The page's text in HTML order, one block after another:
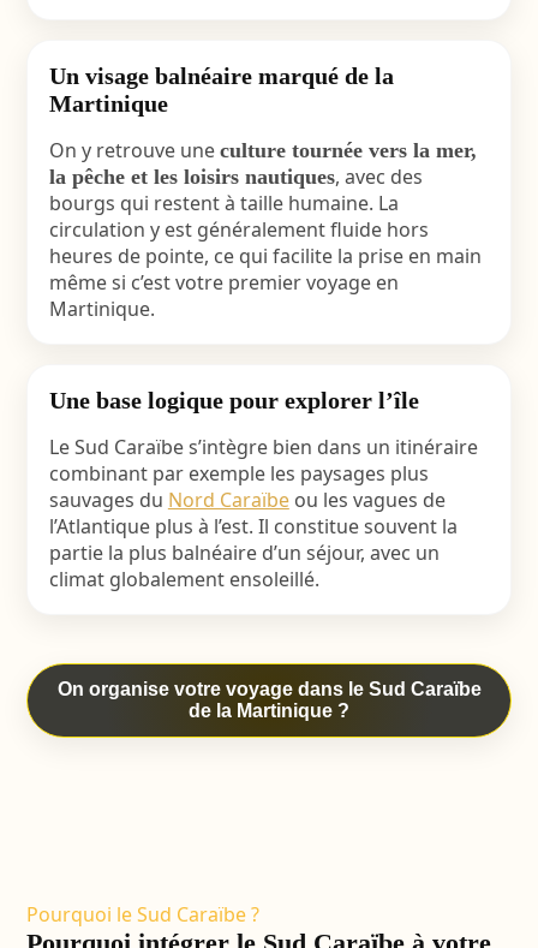
Un visage balnéaire marqué de la
Martinique
On y retrouve une culture tournée vers la mer,
la pêche et les loisirs nautiques, avec des
bourgs qui restent à taille humaine. La
circulation y est généralement fluide hors
heures de pointe, ce qui facilite la prise en main
même si c’est votre premier voyage en
Martinique.
Une base logique pour explorer l’île
Le Sud Caraïbe s’intègre bien dans un itinéraire
combinant par exemple les paysages plus
sauvages du Nord Caraïbeou les vagues de
l’Atlantique plus à l’est. Il constitue souvent la
partie la plus balnéaire d’un séjour, avec un
climat globalement ensoleillé.
On organise votre voyage dans le Sud Caraïbe
de la Martinique ?
Pourquoi le Sud Caraïbe ?